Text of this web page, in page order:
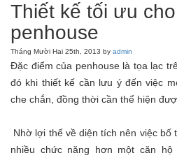
Thiết kế tối ưu
penhouse
Tháng Mười Hai 25th, 2013 by admin
Đặc điểm của penhouse là tọa lạc
đó khi thiết kế cần lưu ý đến việc
che chắn, đồng thời cần thể hiện
Nhờ lợi thế về diện tích nên việc bố
nhiều chức năng hơn một căn hộ